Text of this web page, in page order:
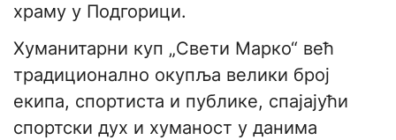
храму у Подгорици.
Хуманитарни куп „Свети Марко“ већ
традиционално окупља велики број
екипа, спортиста и публике, спајајући
спортски дух и хуманост у данима